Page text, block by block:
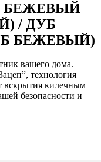
БЕЖЕВЫЙ
/ ДУБ
БЕЖЕВЫЙ)
вашего дома.
технология
вскрытия килечным
безопасности и